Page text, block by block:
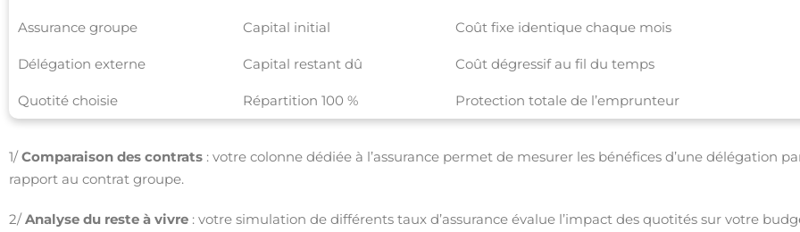
Assurance groupe Capital initial Coût fixe identique chaque mois
Délégation externe Capital restant dû Coût dégressif au fil du temps
Quotité choisie Répartition 100 % Protection totale de l’emprunteur
1/Comparaison des contrats : votre colonne dédiée à l’assurance permet de mesurer les bénéfices d’une délégation
rapport au contrat groupe.
2/Analyse du reste à vivre : votre simulation de différents taux d’assurance évalue l’impact des quotités sur votre